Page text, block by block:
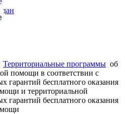
Территориальные программы об
помощи в соответствии с
гарантий бесплатного оказания
и территориальной
гарантий бесплатного оказания